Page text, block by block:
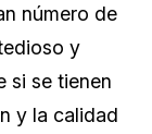
número de
y
si se tienen
y la calidad